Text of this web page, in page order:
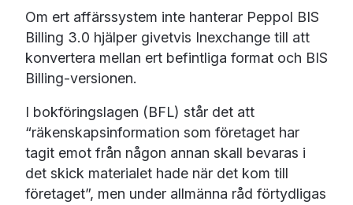
Om ert affärssystem inte hanterar Peppol BIS
Billing 3.0 hjälper givetvis Inexchange till att
konvertera mellan ert befintliga format och BIS
Billing-versionen.
I bokföringslagen (BFL) står det att
“räkenskapsinformation som företaget har
tagit emot från någon annan skall bevaras i
det skick materialet hade när det kom till
företaget”, men under allmänna råd förtydligas